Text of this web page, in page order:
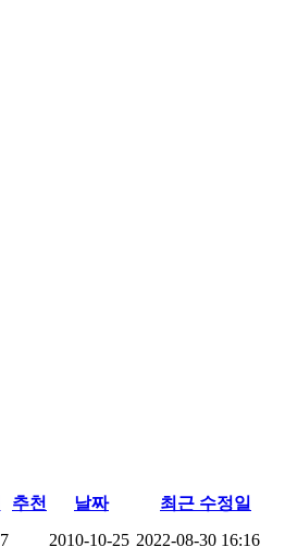
추천 날짜
최근 수정일
2010-10-25 2022-08-30 16:16